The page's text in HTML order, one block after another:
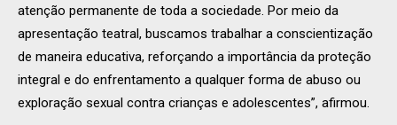
atenção permanente de toda a sociedade. Por meio da
apresentação teatral, buscamos trabalhar a conscientização
de maneira educativa, reforçando a importância da proteção
integral e do enfrentamento a qualquer forma de abuso ou
exploração sexual contra crianças e adolescentes”, afirmou.